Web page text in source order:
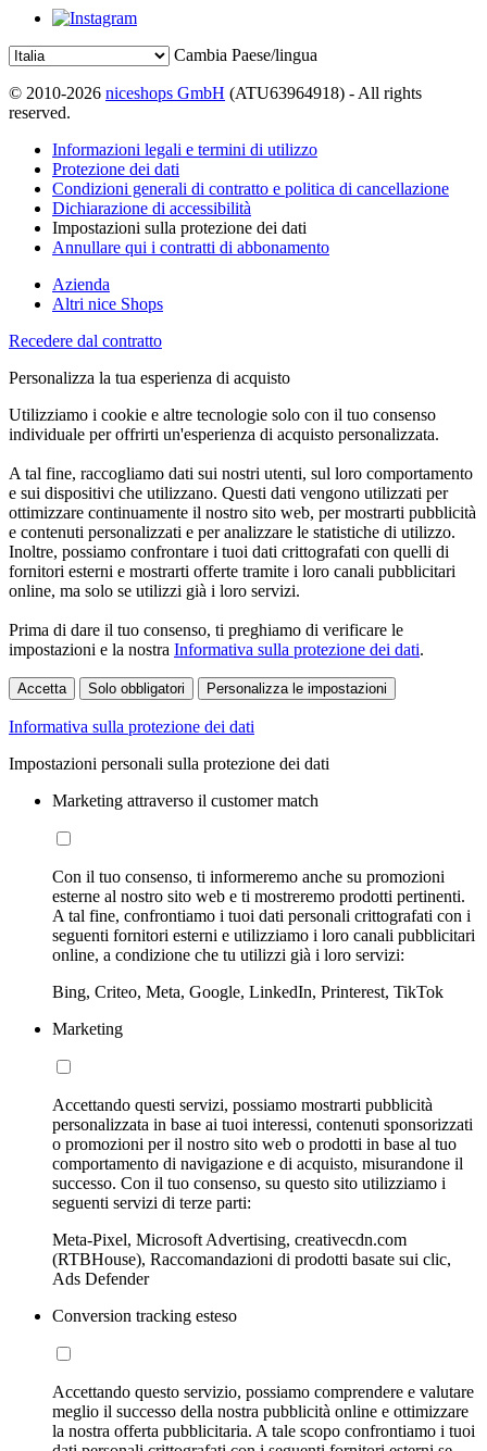
Cambia Paese/lingua
© 2010-2026 niceshops GmbH (ATU63964918) - All rights
reserved.
Informazioni legali e termini di utilizzo
Protezione dei dati
Condizioni generali di contratto e politica di cancellazione
Dichiarazione di accessibilità
Impostazioni sulla protezione dei dati
Annullare qui i contratti di abbonamento
Azienda
Altri nice Shops
Recedere dal contratto
Personalizza la tua esperienza di acquisto
Utilizziamo i cookie e altre tecnologie solo con il tuo consenso
individuale per offrirti un'esperienza di acquisto personalizzata.
A tal fine, raccogliamo dati sui nostri utenti, sul loro comportamento
e sui dispositivi che utilizzano. Questi dati vengono utilizzati per
ottimizzare continuamente il nostro sito web, per mostrarti pubblicità
e contenuti personalizzati e per analizzare le statistiche di utilizzo.
Inoltre, possiamo confrontare i tuoi dati crittografati con quelli di
fornitori esterni e mostrarti offerte tramite i loro canali pubblicitari
online, ma solo se utilizzi già i loro servizi.
Prima di dare il tuo consenso, ti preghiamo di verificare le
impostazioni e la nostra Informativa sulla protezione dei dati.
Accetta Solo obbligatori Personalizza le impostazioni
Informativa sulla protezione dei dati
Impostazioni personali sulla protezione dei dati
Marketing attraverso il customer match
Con il tuo consenso, ti informeremo anche su promozioni
esterne al nostro sito web e ti mostreremo prodotti pertinenti.
A tal fine, confrontiamo i tuoi dati personali crittografati con i
seguenti fornitori esterni e utilizziamo i loro canali pubblicitari
online, a condizione che tu utilizzi già i loro servizi:
Bing, Criteo, Meta, Google, LinkedIn, Printerest, TikTok
Marketing
Accettando questi servizi, possiamo mostrarti pubblicità
personalizzata in base ai tuoi interessi, contenuti sponsorizzati
o promozioni per il nostro sito web o prodotti in base al tuo
comportamento di navigazione e di acquisto, misurandone il
successo. Con il tuo consenso, su questo sito utilizziamo i
seguenti servizi di terze parti:
Meta-Pixel, Microsoft Advertising, creativecdn.com
(RTBHouse), Raccomandazioni di prodotti basate sui clic,
Ads Defender
Conversion tracking esteso
Accettando questo servizio, possiamo comprendere e valutare
meglio il successo della nostra pubblicità online e ottimizzare
la nostra offerta pubblicitaria. A tale scopo confrontiamo i tuoi